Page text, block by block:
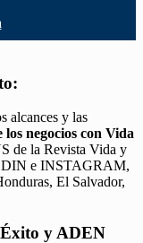
alcances y las
los negocios con Vida
de la Revista Vida y
e INSTAGRAM,
El Salvador,
Éxito y ADEN